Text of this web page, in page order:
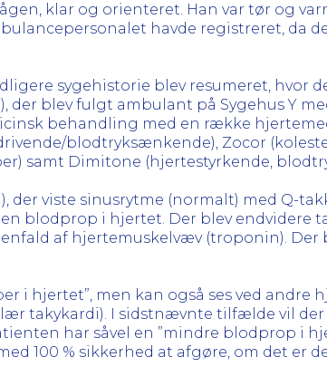
klar og orienteret. Han var tør og
havde registreret, da
sygehistorie blev resumeret, hvor
blev fulgt ambulant på Sygehus Y
behandling med en række
blodtryksænkende), Zocor
samt Dimitone (hjertestyrkende,
viste sinusrytme (normalt) med Q-
blodprop i hjertet. Der blev endvidere
af hjertemuskelvæv (troponin). Der
i hjertet”, men kan også ses ved andre
takykardi). I sidstnævnte tilfælde vil
har såvel en ”mindre blodprop i
100 % sikkerhed at afgøre, om det er